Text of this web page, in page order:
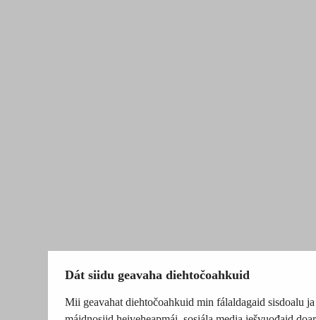
Dát siidu geavaha diehtočoahkuid
Mii geavahat diehtočoahkuid min fálaldagaid sisdoalu ja